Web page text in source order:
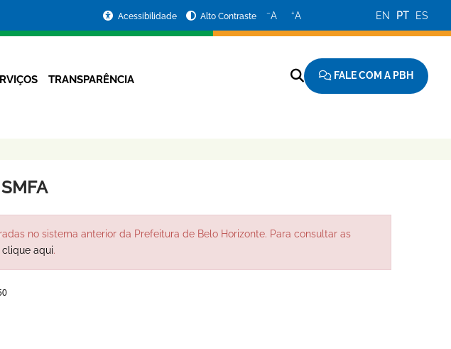
Acessibilidade Alto Contraste −A +A EN PT ES
TRANSPARÊNCIA FALE COM A PBH
no sistema anterior da Prefeitura de Belo Horizonte. Para consultar as
clique aqui.